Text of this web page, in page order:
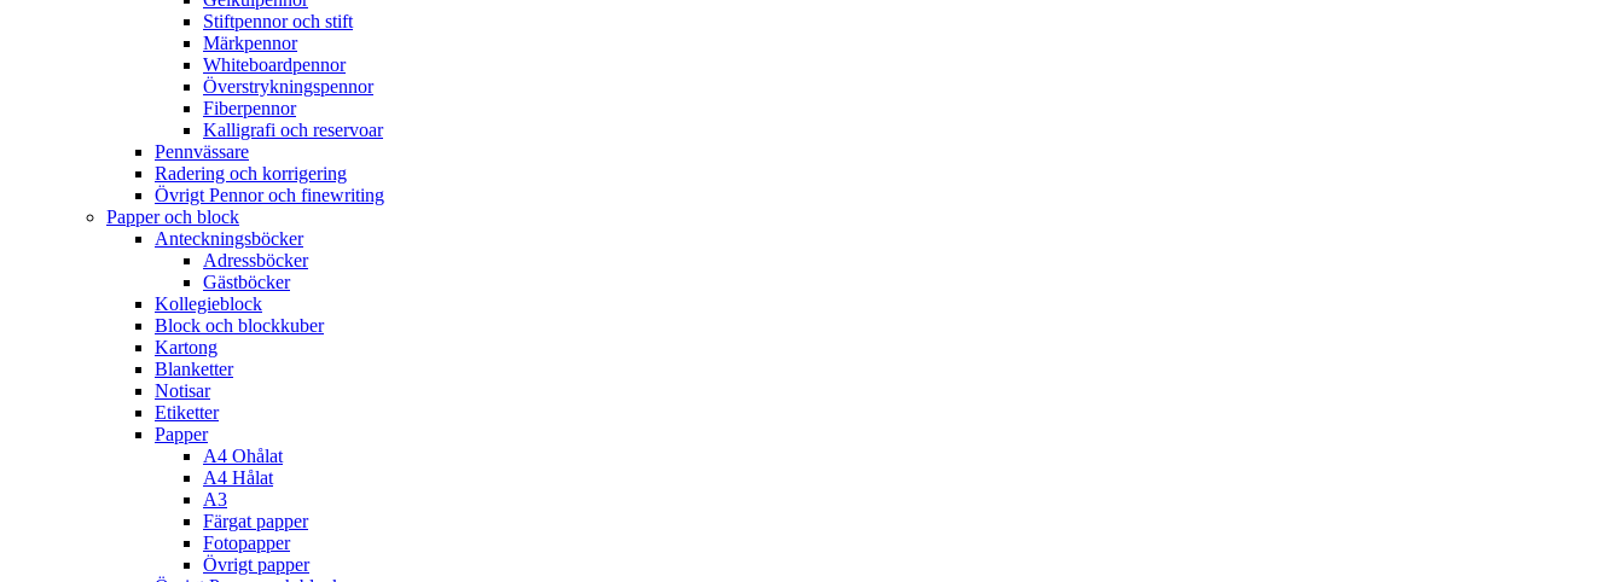
Stiftpennor och stift
Märkpennor
Whiteboardpennor
Överstrykningspennor
Fiberpennor
Kalligrafi och reservoar
Pennvässare
Radering och korrigering
Övrigt Pennor och finewriting
Papper och block
Anteckningsböcker
Adressböcker
Gästböcker
Kollegieblock
Block och blockkuber
Kartong
Blanketter
Notisar
Etiketter
Papper
A4 Ohålat
A4 Hålat
A3
Färgat papper
Fotopapper
Övrigt papper